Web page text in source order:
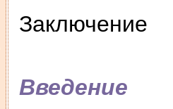
Заключение
Введение